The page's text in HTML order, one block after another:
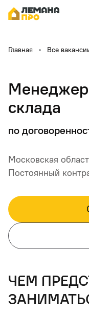
Главная Все
склада
по
Московская
Постоянный
чем